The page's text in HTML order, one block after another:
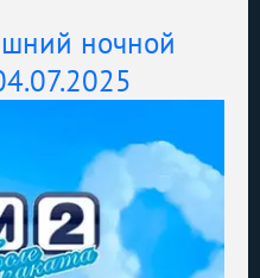
ночной